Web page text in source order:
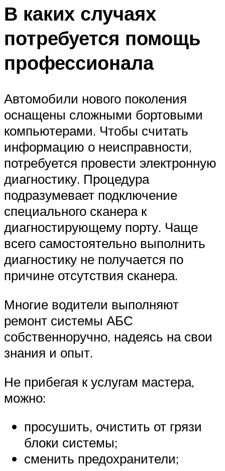
В каких случаях
потребуется помощь
профессионала
Автомобили нового поколения
оснащены сложными бортовыми
компьютерами. Чтобы считать
информацию о неисправности,
потребуется провести электронную
диагностику. Процедура
подразумевает подключение
специального сканера к
диагностирующему порту. Чаще
всего самостоятельно выполнить
диагностику не получается по
причине отсутствия сканера.
Многие водители выполняют
ремонт системы АБС
собственноручно, надеясь на свои
знания и опыт.
Не прибегая к услугам мастера,
можно:
просушить, очистить от грязи
блоки системы;
сменить предохранители;